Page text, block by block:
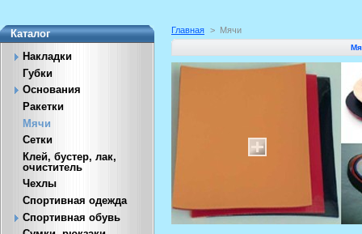
Каталог
Накладки
Губки
Основания
Ракетки
Мячи
Сетки
Клей, бустер, лак,
очиститель
Чехлы
Спортивная одежда
Спортивная обувь
Главная > Мячи